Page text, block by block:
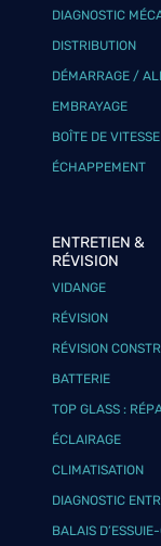
DIAGNOSTIC
DISTRIBUTION
DÉMARRAGE /
EMBRAYAGE
BOÎTE DE VITESSE
ÉCHAPPEMENT
ENTRETIEN &
RÉVISION
VIDANGE
RÉVISION
RÉVISION
BATTERIE
TOP GLASS :
ÉCLAIRAGE
CLIMATISATION
DIAGNOSTIC
BALAIS